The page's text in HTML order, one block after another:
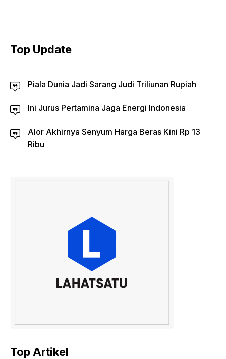
Top Update
Piala Dunia Jadi Sarang Judi Triliunan Rupiah
Ini Jurus Pertamina Jaga Energi Indonesia
Alor Akhirnya Senyum Harga Beras Kini Rp 13
Ribu
Top Artikel